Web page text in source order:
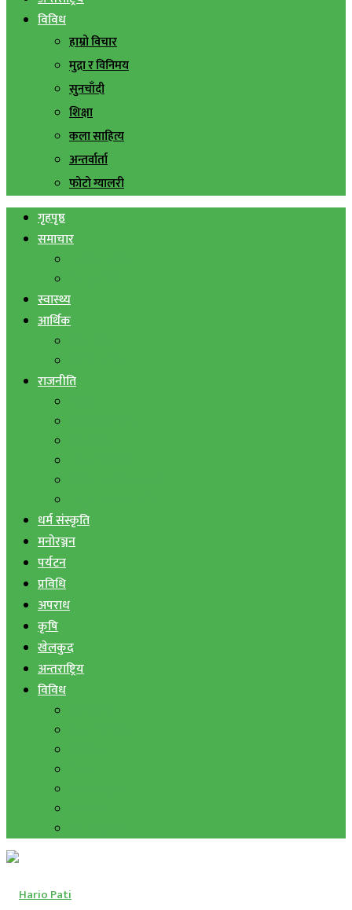
विविध
हाम्रो विचार
मुद्रा र विनिमय
सुनचाँदी
शिक्षा
कला साहित्य
अन्तर्वार्ता
फोटो ग्यालरी
गृहपृष्ठ
समाचार
स्वास्थ्य
आर्थिक
राजनीति
धर्म संस्कृति
मनोरञ्जन
पर्यटन
प्रविधि
अपराध
कृषि
खेलकुद
अन्तराष्ट्रिय
विविध